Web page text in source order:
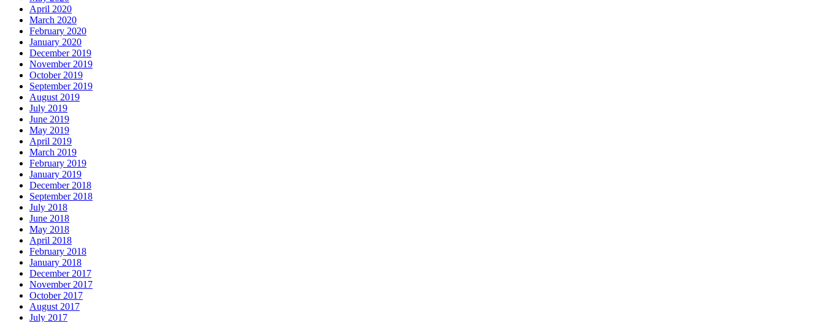
April 2020
March 2020
February 2020
January 2020
December 2019
November 2019
October 2019
September 2019
August 2019
July 2019
June 2019
May 2019
April 2019
March 2019
February 2019
January 2019
December 2018
September 2018
July 2018
June 2018
May 2018
April 2018
February 2018
January 2018
December 2017
November 2017
October 2017
August 2017
July 2017